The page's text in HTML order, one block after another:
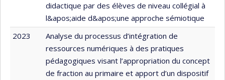
didactique par des élèves de niveau collégial à
l&apos;aide d&apos;une approche sémiotique
2023
Analyse du processus d’intégration de
ressources numériques à des pratiques
pédagogiques visant l’appropriation du concept
de fraction au primaire et apport d’un dispositif